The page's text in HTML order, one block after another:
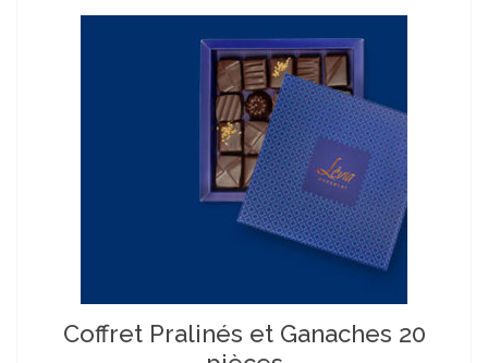
Coffret Pralinés et Ganaches 20